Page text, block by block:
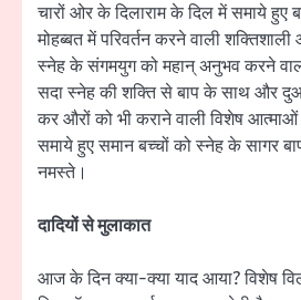
चारों ओर के दिलाराम के दिल में समाये हुए
मोहब्बत में परिवर्तन करने वाली
स्नेह के संगमयुग को महान् अनुभव करने
सदा स्नेह की शक्ति से बाप के साथ और
कर औरों को भी कराने वाली विशेष
समाये हुए समान बच्चों को स्नेह के सागर
नमस्ते।
दादियों से मुलाकात
आज के दिन क्या-क्या याद आया? विशेष